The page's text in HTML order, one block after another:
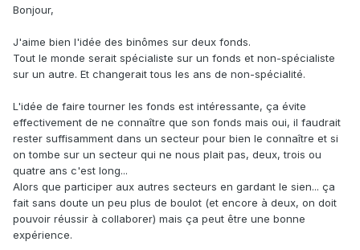
Bonjour,
J'aime bien l'idée des binômes sur deux fonds.
Tout le monde serait spécialiste sur un fonds et non-spécialiste
sur un autre. Et changerait tous les ans de non-spécialité.
L'idée de faire tourner les fonds est intéressante, ça évite
effectivement de ne connaître que son fonds mais oui, il faudrait
rester suffisamment dans un secteur pour bien le connaître et si
on tombe sur un secteur qui ne nous plait pas, deux, trois ou
quatre ans c'est long...
Alors que participer aux autres secteurs en gardant le sien... ça
fait sans doute un peu plus de boulot (et encore à deux, on doit
pouvoir réussir à collaborer) mais ça peut être une bonne
expérience.